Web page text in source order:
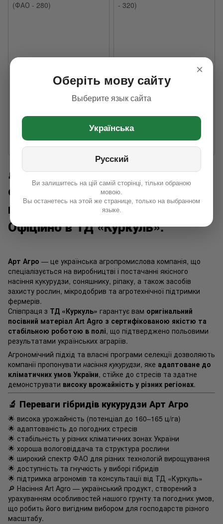
Кукурудза "ПАЛМЕР" (ФАО -
Бренд Арт Агро
Розпродаж
Кукурудза "Матео" (ФАО -
Бренд Арт Агро
🌽Арт Агро — українська
селекція кукурудзи з високим
потенціалом урожайності.
Офіційно в ТД «Куркуль».
Арт Агро — це українська агропромислова компанія, що
спеціалізується на виробництві і постачанні якісного
насіння кукурудзи, соняшнику, ріпаку, а також засобів
захисту рослин, мікродобрив та агротехнічної підтримки
фермерів.
Співпраця з ТД «Куркуль» гарантує вам оригінальний
посівний матеріал Art Agro з сертифікованою якістю та
стабільною роботою в полі, що підтверджено польовими
результатами українських аграріїв.
Агрономічний підхід та власні програми селекції дозволяють
компанії пропонувати насіння кукурудзи, яке адаптоване до
кліматичних умов України, стійке до стресів та здатне
демонструвати високу врожайність у різних регіонах.
🔬 Переваги гібридів кукурудзи Арт Агро
🌟 висока урожайність (потенціал до 160–165 ц/га)
🌟 адаптованість до погодних стресів
🌟 стабільність у різних кліматичних зонах України
🌟 хороша вологовіддача та структура рослини
🌟 широкий спектр ФАО для різних технологій вирощування
🌟 доступність та гнучкість у виборі гібридів
🌟 підтримка агрономів та консультації від ТД «Куркуль»
🔎 Насіння Art Agro — український продукт, створений з
урахуванням особливостей нашого грунту та погодних умов,
що робить його вигідним вибором для господарств різного
масштабу.
×
Оберіть мову сайту
Выберите язык сайта
Українська
Русский
Ви залишитесь на цій самій сторінці, тільки обраною
мовою.
Вы останетесь на этой же странице, только на выбранном
языке.